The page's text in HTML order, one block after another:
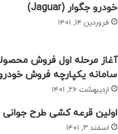
خودرو جگوار (Jaguar)
فروردین ۱۴, ۱۴۰۱
آغاز مرحله اول فروش
سامانه یکپارچه فروش
اردیبهشت ۲۶, ۱۴۰۱
اولین قرعه‌ کشی طرح جوانی
اسفند ۳, ۱۴۰۱